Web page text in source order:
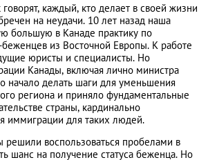
каждый, кто делает в своей жизни
на неудачи. 10 лет назад наша
большую в Канаде практику по
из Восточной Европы. К работе
юристы и специалисты. Но
Канады, включая лично министра
начало делать шаги для уменьшения
региона и приняло фундаментальные
страны, кардинально
иммиграции для таких людей.
воспользоваться пробелами в
шанс на получение статуса беженца. Но